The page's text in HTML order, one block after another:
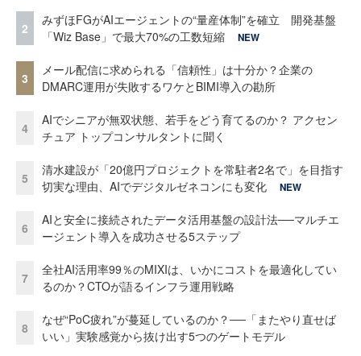
2
みずほFGがAIエージェントの“量産体制”を確立 開発基盤
「Wiz Base」で最大70%の工数短縮
NEW
3
メール配信に求められる「信頼性」は十分か？企業の
DMARC運用が失敗するワケとBIMI導入の勘所
4
AIでシニアが無双状態、若手をどう育てるのか？ アクセン
チュア トップコンサルタントに聞く
5
清水建設が「20億円プロジェクトを常駐者2名で」を目指す
切実な理由、AIでデジタルゼネコンにも変化
NEW
6
AIと安全に接続されたデータ活用基盤の設計法──マルチエ
ージェント導入を成功させる5ステップ
7
全社AI活用率99％のMIXIは、いかにコストを最適化してい
るのか？CTOが語るインフラ運用戦略
8
なぜ“PoC疲れ”が蔓延しているのか？──「またやり直せば
いい」実験感覚から抜け出す5つのゲートモデル